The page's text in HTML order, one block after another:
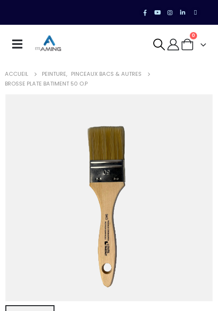
0
ACCUEIL PEINTURE, PINCEAUX BACS & AUTRES
BROSSE PLATE BATIMENT 50 O.P